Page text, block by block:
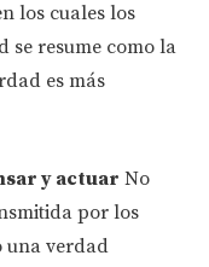
los cuales los
se resume como la
es más
y actuar No
por los
una verdad